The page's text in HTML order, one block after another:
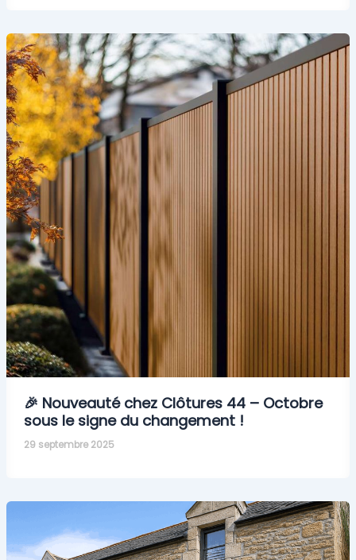
🎉 Nouveauté chez Clôtures 44 – Octobre
sous le signe du changement !
29 septembre 2025